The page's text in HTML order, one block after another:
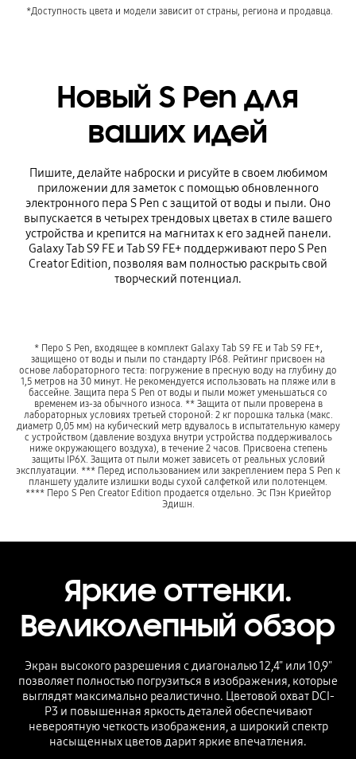
*Доступность цвета и модели зависит от страны, региона и продавца.
Новый S Pen для
ваших идей
Пишите, делайте наброски и рисуйте в своем любимом
приложении для заметок с помощью обновленного
электронного пера S Pen с защитой от воды и пыли. Oно
выпускается в четырех трендовых цветах в стиле вашего
устройства и крепится на магнитах к его задней панели.
Galaxy Tab S9 FE и Tab S9 FE+ поддерживают перо S Pen
Creator Edition, позволяя вам полностью раскрыть свой
творческий потенциал.
* Перо S Pen, входящее в комплект Galaxy Tab S9 FE и Tab S9 FE+,
защищено от воды и пыли по стандарту IP68. Рейтинг присвоен на
основе лабораторного теста: погружение в пресную воду на глубину до
1,5 метров на 30 минут. Не рекомендуется использовать на пляже или в
бассейне. Защита пера S Pen от воды и пыли может уменьшаться со
временем из-за обычного износа. ** Защита от пыли проверена в
лабораторных условиях третьей стороной: 2 кг порошка талька (макс.
диаметр 0,05 мм) на кубический метр вдувалось в испытательную камеру
с устройством (давление воздуха внутри устройства поддерживалось
ниже окружающего воздуха), в течение 2 часов. Присвоена степень
защиты IP6X. Защита от пыли может зависеть от реальных условий
эксплуатации. *** Перед использованием или закреплением пера S Pen к
планшету удалите излишки воды сухой салфеткой или полотенцем.
**** Перо S Pen Creator Edition продается отдельно. Эс Пэн Криейтор
Эдишн.
Яркие оттенки.
Великолепный обзор
Экран высокого разрешения с диагональю 12,4" или 10,9"
позволяет полностью погрузиться в изображения, которые
выглядят максимально реалистично. Цветовой охват DCI-
P3 и повышенная яркость деталей обеспечивают
невероятную четкость изображения, а широкий спектр
насыщенных цветов дарит яркие впечатления.